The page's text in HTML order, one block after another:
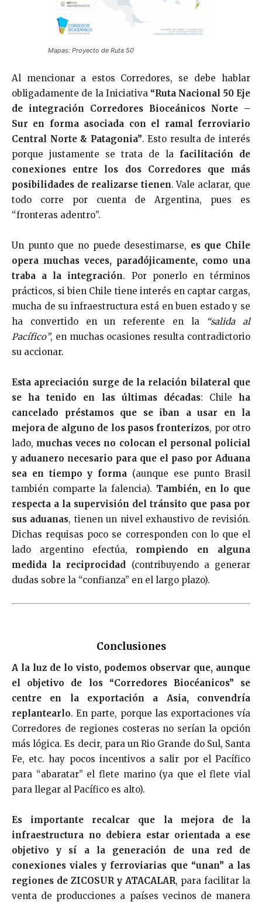
Mapas: Proyecto de Ruta 50
Al mencionar a estos Corredores, se debe hablar
obligadamente de la Iniciativa “Ruta Nacional 50 Eje
de integración Corredores Bioceánicos Norte –
Sur en forma asociada con el ramal ferroviario
Central Norte & Patagonia”. Esto resulta de interés
porque justamente se trata de la facilitación de
conexiones entre los dos Corredores que más
posibilidades de realizarse tienen. Vale aclarar, que
todo corre por cuenta de Argentina, pues es
“fronteras adentro”.
Un punto que no puede desestimarse, es que Chile
opera muchas veces, paradójicamente, como una
traba a la integración. Por ponerlo en términos
prácticos, si bien Chile tiene interés en captar cargas,
mucha de su infraestructura está en buen estado y se
ha convertido en un referente en la
“salida al
Pacífico”, en muchas ocasiones resulta contradictorio
su accionar.
Esta apreciación surge de la relación bilateral que
se ha tenido en las últimas décadas: Chile ha
cancelado préstamos que se iban a usar en la
mejora de alguno de los pasos fronterizos, por otro
lado, muchas veces no colocan el personal policial
y aduanero necesario para que el paso por Aduana
sea en tiempo y forma (aunque ese punto Brasil
también comparte la falencia). También, en lo que
respecta a la supervisión del tránsito que pasa por
sus aduanas, tienen un nivel exhaustivo de revisión.
Dichas requisas poco se corresponden con lo que el
lado argentino efectúa, rompiendo en alguna
medida la reciprocidad (contribuyendo a generar
dudas sobre la “confianza” en el largo plazo).
Conclusiones
A la luz de lo visto, podemos observar que, aunque
el objetivo de los “Corredores Biocéanicos” se
centre en la exportación a Asia, convendría
replantearlo. En parte, porque las exportaciones vía
Corredores de regiones costeras no serían la opción
más lógica. Es decir, para un Rio Grande do Sul, Santa
Fe, etc. hay pocos incentivos a salir por el Pacífico
para “abaratar” el flete marino (ya que el flete vial
para llegar al Pacífico es alto).
Es importante recalcar que la mejora de la
infraestructura no debiera estar orientada a ese
objetivo y sí a la generación de una red de
conexiones viales y ferroviarias que “unan” a las
regiones de ZICOSUR y ATACALAR, para facilitar la
venta de producciones a países vecinos de manera